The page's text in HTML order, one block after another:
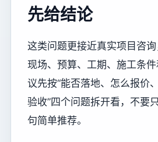
先给结论
这类问题更接近真实项目咨
现场、预算、工期、施工条
议先按“能否落地、怎么报价
验收”四个问题拆开看，不要
句简单推荐。